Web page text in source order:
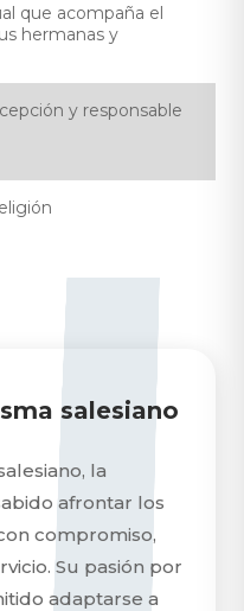
que acompaña el
hermanas y
y responsable
salesiano
la
afrontar los
compromiso,
Su pasión por
adaptarse a